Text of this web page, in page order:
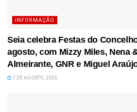
INFORMAÇÃO
Seia celebra Festas do
agosto, com Mizzy Miles, Nena
Almeirante, GNR e Miguel
7 DE AGOSTO, 2026